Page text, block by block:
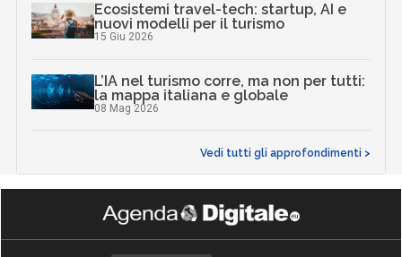
Ecosistemi travel-tech: startup, AI e
nuovi modelli per il turismo
15 Giu 2026
L’IA nel turismo corre, ma non per tutti:
la mappa italiana e globale
08 Mag 2026
Vedi tutti gli approfondimenti >